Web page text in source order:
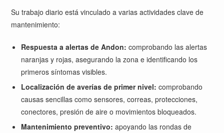
Su trabajo diario está vinculado a varias actividades clave de
mantenimiento:
Respuesta a alertas de Andon: comprobando las alertas
naranjas y rojas, asegurando la zona e identificando los
primeros síntomas visibles.
Localización de averías de primer nivel: comprobando
causas sencillas como sensores, correas, protecciones,
conectores, presión de aire o movimientos bloqueados.
Mantenimiento preventivo: apoyando las rondas de